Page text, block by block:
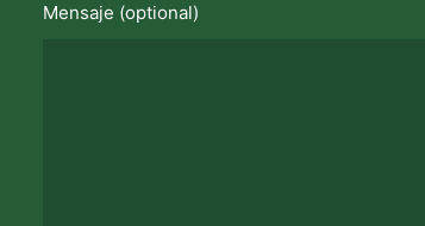
Mensaje (optional)